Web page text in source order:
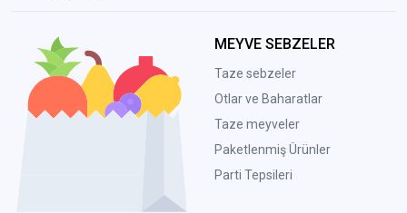
MEYVE SEBZELER
Taze sebzeler
Otlar ve Baharatlar
Taze meyveler
Paketlenmiş Ürünler
Parti Tepsileri